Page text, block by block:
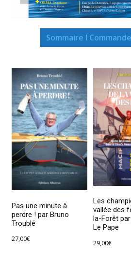
Sommaire I
Pas une minute à
perdre ! par Bruno
Troublé
27,00€
Les
vallée des
la-Forêt
Le Pape
29,00€